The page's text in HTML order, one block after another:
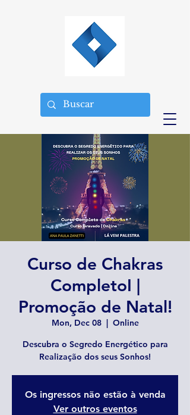
Curso de Chakras
CompletoI |
Promoção de Natal!
Mon, Dec 08
  |
Online
Descubra o Segredo Energético para
Realização dos seus Sonhos!
Os ingressos não estão à venda
Ver outros eventos